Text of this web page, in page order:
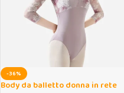
-36%
Body da balletto donna in rete